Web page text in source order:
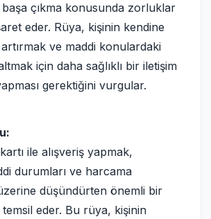
çıkma konusunda zorluklar
eder. Rüya, kişinin kendine
ve maddi konulardaki
için daha sağlıklı bir iletişim
gerektiğini vurgular.
ile alışveriş yapmak,
durumları ve harcama
üzerine düşündürten önemli bir
temsil eder. Bu rüya, kişinin